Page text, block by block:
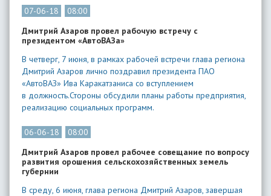
07-06-18
08:00
Дмитрий Азаров провел рабочую встречу с
президентом «АвтоВАЗа»
В четверг, 7 июня, в рамках рабочей встречи глава региона
Дмитрий Азаров лично поздравил президента ПАО
«АвтоВАЗ» Ива Каракатзаниса со вступлением
в должность.Стороны обсудили планы работы предприятия,
реализацию социальных программ.
06-06-18
08:00
Дмитрий Азаров провел рабочее совещание по вопросу
развития орошения сельскохозяйственных земель
губернии
В среду, 6 июня, глава региона Дмитрий Азаров, завершая